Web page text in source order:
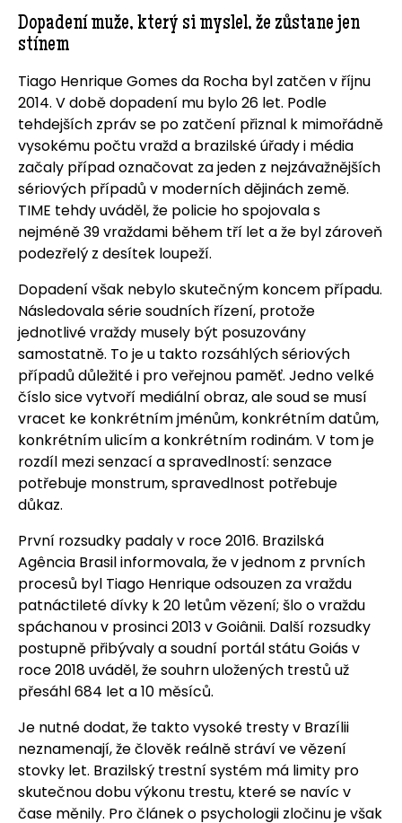
Dopadení muže, který si myslel, že zůstane jen
stínem
Tiago Henrique Gomes da Rocha byl zatčen v říjnu
2014. V době dopadení mu bylo 26 let. Podle
tehdejších zpráv se po zatčení přiznal k mimořádně
vysokému počtu vražd a brazilské úřady i média
začaly případ označovat za jeden z nejzávažnějších
sériových případů v moderních dějinách země.
TIME tehdy uváděl, že policie ho spojovala s
nejméně 39 vraždami během tří let a že byl zároveň
podezřelý z desítek loupeží.
Dopadení však nebylo skutečným koncem případu.
Následovala série soudních řízení, protože
jednotlivé vraždy musely být posuzovány
samostatně. To je u takto rozsáhlých sériových
případů důležité i pro veřejnou paměť. Jedno velké
číslo sice vytvoří mediální obraz, ale soud se musí
vracet ke konkrétním jménům, konkrétním datům,
konkrétním ulicím a konkrétním rodinám. V tom je
rozdíl mezi senzací a spravedlností: senzace
potřebuje monstrum, spravedlnost potřebuje
důkaz.
První rozsudky padaly v roce 2016. Brazilská
Agência Brasil informovala, že v jednom z prvních
procesů byl Tiago Henrique odsouzen za vraždu
patnáctileté dívky k 20 letům vězení; šlo o vraždu
spáchanou v prosinci 2013 v Goiânii. Další rozsudky
postupně přibývaly a soudní portál státu Goiás v
roce 2018 uváděl, že souhrn uložených trestů už
přesáhl 684 let a 10 měsíců.
Je nutné dodat, že takto vysoké tresty v Brazílii
neznamenají, že člověk reálně stráví ve vězení
stovky let. Brazilský trestní systém má limity pro
skutečnou dobu výkonu trestu, které se navíc v
čase měnily. Pro článek o psychologii zločinu je však